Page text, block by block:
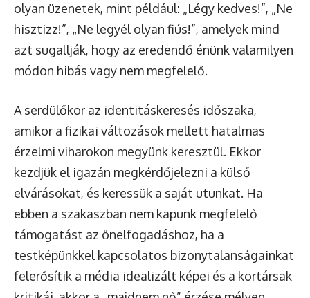
olyan üzenetek, mint például: „Légy kedves!”, „Ne
hisztizz!”, „Ne legyél olyan fiús!”, amelyek mind
azt sugallják, hogy az eredendő énünk valamilyen
módon hibás vagy nem megfelelő.
A serdülőkor az identitáskeresés időszaka,
amikor a fizikai változások mellett hatalmas
érzelmi viharokon megyünk keresztül. Ekkor
kezdjük el igazán megkérdőjelezni a külső
elvárásokat, és keressük a saját utunkat. Ha
ebben a szakaszban nem kapunk megfelelő
támogatást az önelfogadáshoz, ha a
testképünkkel kapcsolatos bizonytalanságainkat
felerősítik a média idealizált képei és a kortársak